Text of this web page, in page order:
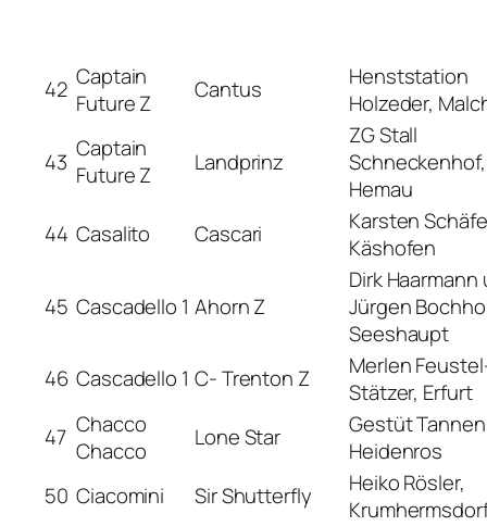
42 Captain
Future Z
Cantus
Henststation
Holzeder,
43 Captain
Future Z
Landprinz
ZG Stall
Schneckenhof,
Hemau
44 Casalito Cascari
Karsten
Käshofen
45 Cascadello 1 Ahorn Z
Dirk Haarmann
Jürgen
Seeshaupt
46 Cascadello 1 C- Trenton Z
Merlen
Stätzer, Erfurt
47 Chacco
Chacco
Lone Star
Gestüt
Heidenros
50 Ciacomini Sir Shutterfly
Heiko Rösler,